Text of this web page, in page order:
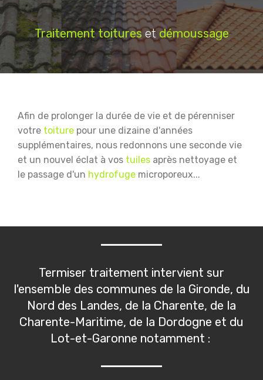
Traitement toitureset démoussage
Afin de prolonger la durée de vie et de pérenniser
votre toiture pour une dizaine d'années
supplémentaires, nous redonnons une seconde vie
et un nouvel éclat à vos tuiles après nettoyage et
le passage d'un hydrofuge microporeux...
Termiser traitement intervient sur
l'ensemble des communes de la Gironde, du
Nord des Landes, de la Charente, de la
Charente-Maritime, de la Dordogne et du
Lot-et-Garonne notamment :